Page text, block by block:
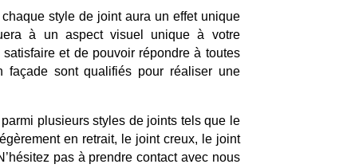
chaque style de joint aura un effet unique
à un aspect visuel unique à votre
et de pouvoir répondre à toutes
façade sont qualifiés pour réaliser une
plusieurs styles de joints tels que le
en retrait, le joint creux, le joint
pas à prendre contact avec nous